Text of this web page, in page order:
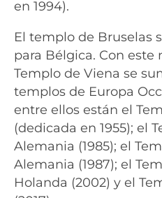
en 1994).
El templo de Bruselas
para Bélgica. Con este
Templo de Viena se
templos de Europa
entre ellos están el
(dedicada en 1955); el
Alemania (1985); el
Alemania (1987); el
Holanda (2002) y el